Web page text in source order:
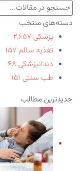
دسته‌های منتخب
پزشکی ۲,۶۵۷
تغذیه سالم ۱۵۷
دندانپزشکی ۶۸
طب سنتی ۱۵۱
جدیدترین مطالب